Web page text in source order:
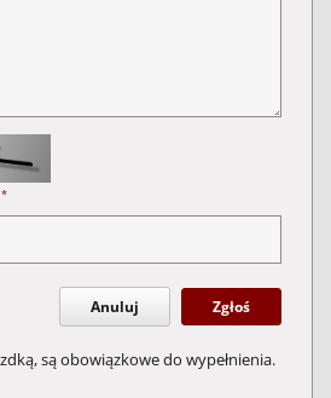
*
Anuluj Zgłoś
są obowiązkowe do wypełnienia.